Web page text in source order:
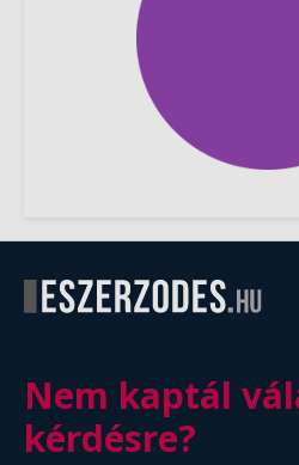
Nem kaptál
kérdésre?